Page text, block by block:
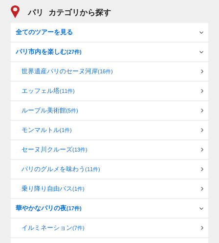
パリ カテゴリから探す
全てのツアーを見る
パリ市内を楽しむ(27件)
世界遺産パリのセーヌ河岸(16件)
エッフェル塔(11件)
ルーブル美術館(5件)
モンマルトル(1件)
セーヌ川クルーズ(13件)
パリのグルメを味わう(11件)
乗り降り自由バス(1件)
華やかなパリの夜(17件)
イルミネーション(7件)